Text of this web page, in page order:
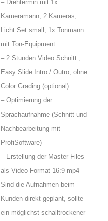
– Drehtermin mit 1x
Kameramann, 2 Kameras,
Licht Set small, 1x Tonmann
mit Ton-Equipment
– 2 Stunden Video Schnitt ,
Easy Slide Intro / Outro, ohne
Color Grading (optional)
– Optimierung der
Sprachaufnahme (Schnitt und
Nachbearbeitung mit
ProfiSoftware)
– Erstellung der Master Files
als Video Format 16:9 mp4
Sind die Aufnahmen beim
Kunden direkt geplant, sollte
ein möglichst schalltrockener